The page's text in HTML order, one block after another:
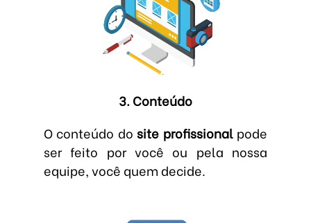
3. Conteúdo
O conteúdo dosite profissionalpode
ser feito por você ou pela nossa
equipe, você quem decide.